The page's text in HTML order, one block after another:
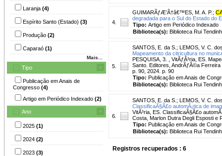
Laranja (4)
Espírito Santo (Estado) (3)
Produção (2)
Caparaó (1)
Mais...
Tipo
Publicação em Anais de
Congresso (4)
Artigo em Periódico Indexado (2)
Ano
2025 (1)
2024 (2)
2023 (3)
4.
GUIMARÃƒÆ’Ã†â€™ES, M. A. P. ;
degradada para o Sul do Estado do
Tipo: Artigo em Periódico Indexado
Biblioteca(s): Biblioteca Rui
5.
SANTOS, E. da S. ; LEMOS, V. C.
Mapeamento da citricultura no
PESQUISA, 3. , VitÃƒÂ³ria, ES.
Santo. Editores, AndrÃƒÂ©a
p. 90, 2024. p. 90
Tipo: Publicação em Anais de
Biblioteca(s): Biblioteca Rui
6.
SANTOS, E. da S. ; LEMOS, V. C.
ClassificaÃ§Ã£o automÃ¡tica de
VitÃ³ria, ES. ClassificaÃ§Ã£o
Costa, Marlon Dutra Degli Esposti e
Tipo: Publicação em Anais de
Biblioteca(s): Biblioteca Rui
Registros recuperados : 6